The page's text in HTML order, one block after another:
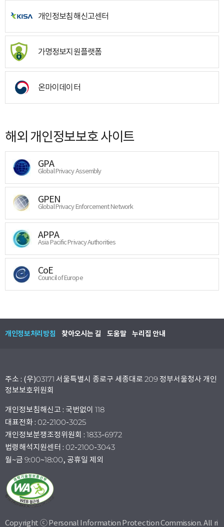
개인정보침해신고센터
가명정보지원플랫폼
온마이데이터
해외 개인정보보호 사이트
GPA
Global Privacy Assembly
GPEN
Global Privacy Enforcement Network
APPA
Asia Pacific Privacy Authorities
CoE
Council of Europe
개인정보처리방침 찾아오시는 길 도움말 누리집 안내
주소 : (우)03171 서울특별시 종로구 세종대로 209 정부서울청사 개인
정보보호위원회
개인정보침해신고 : 국번없이 118
대표전화 : 02-2100-3025
개인정보분쟁조정위원회 : 1833-6972
법령해석지원센터 : 02-2100-3043
월~금 9:00~18:00, 공휴일 제외
Copyright ⓒ Personal Information Protection Commission. All ri